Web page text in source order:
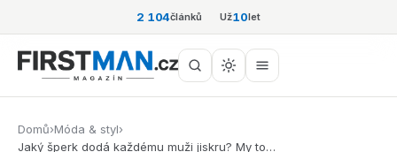
2 104článků Už10let
Domů›Móda & styl›
Jaký šperk dodá každému muži jiskru? My to…